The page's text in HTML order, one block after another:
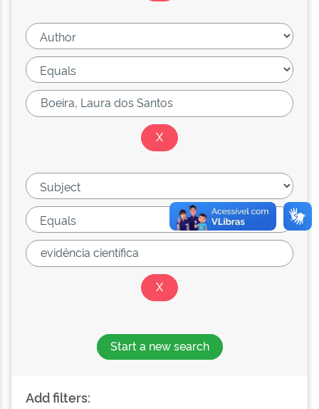
Start a new search
Add filters: